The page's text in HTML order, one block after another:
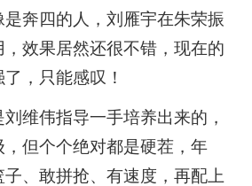
奔四的人，刘雁宇在朱荣振
效果居然还很不错，现在的
，只能感叹！
维伟指导一手培养出来的，
，但个个绝对都是硬茬，年
、敢拼抢、有速度，再配上